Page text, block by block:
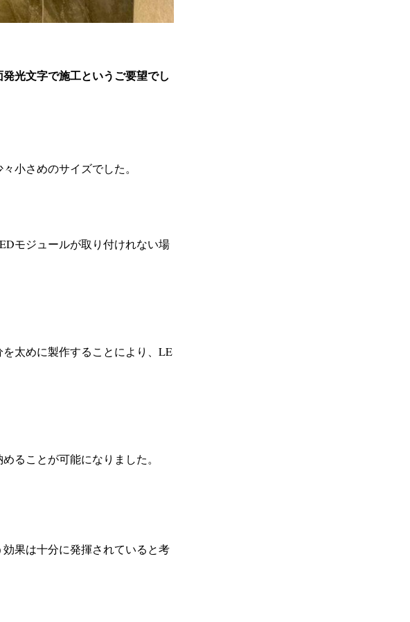
光文字で施工というご要望でし
小さめのサイズでした。
モジュールが取り付けれない場
太めに製作することにより、LE
ることが可能になりました。
果は十分に発揮されていると考